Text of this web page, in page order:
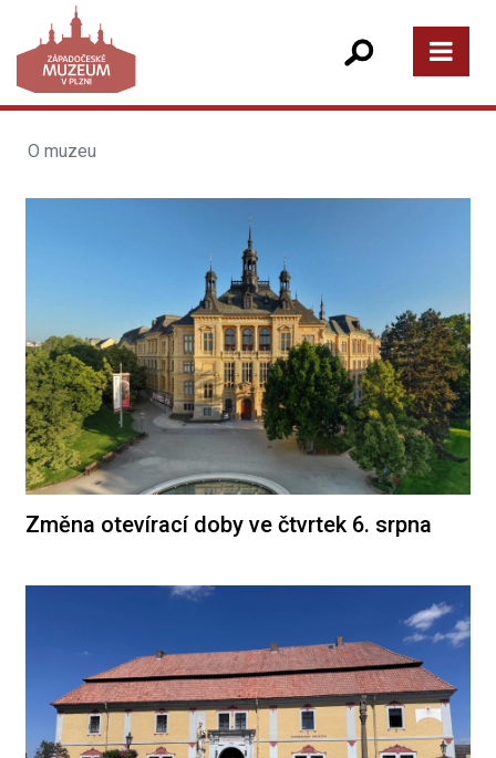
O muzeu
Změna otevírací doby ve čtvrtek 6. srpna